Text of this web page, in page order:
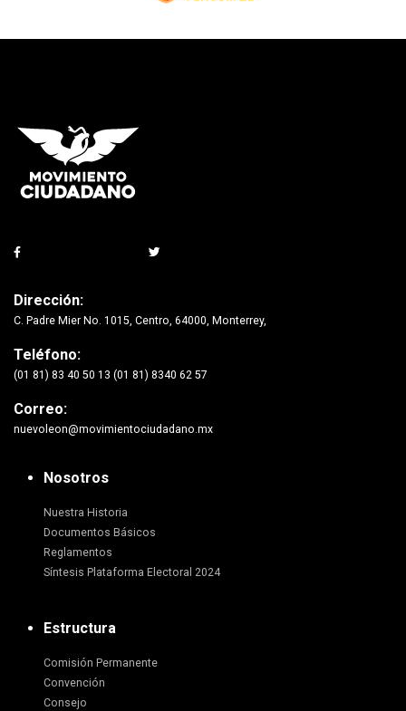
Dirección:
C. Padre Mier No. 1015, Centro, 64000, Monterrey,
Teléfono:
(01 81) 83 40 50 13 (01 81) 8340 62 57
Correo:
nuevoleon@movimientociudadano.mx
Nosotros
Nuestra Historia
Documentos Básicos
Reglamentos
Síntesis Plataforma Electoral 2024
Estructura
Comisión Permanente
Convención
Consejo